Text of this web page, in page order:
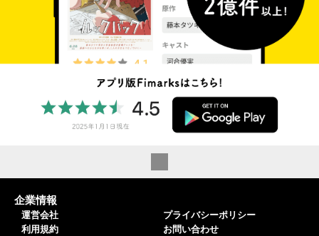
企業情報
運営会社
利用規約
プライバシーポリシー
お問い合わせ